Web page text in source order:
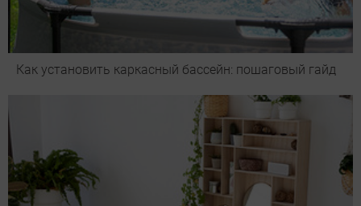
Как установить каркасный бассейн: пошаговый гайд